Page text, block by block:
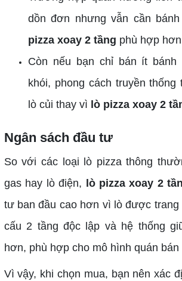
dồn đơn nhưng vẫn cần
pizza xoay 2 tầng phù hợp
Còn nếu bạn chỉ bán ít
khói, phong cách truyền
lò củi thay vì lò pizza xoay 2
Ngân sách đầu tư
So với các loại lò pizza thông
gas hay lò điện, lò pizza xoay 2
tư ban đầu cao hơn vì lò được trang
cấu 2 tầng độc lập và hệ thống
hơn, phù hợp cho mô hình quán
Vì vậy, khi chọn mua, bạn nên xác